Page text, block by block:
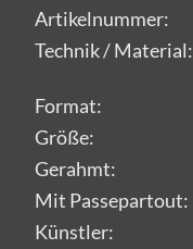
Artikelnummer:
Technik / Material:
Format:
Größe:
Gerahmt:
Mit Passepartout:
Künstler: